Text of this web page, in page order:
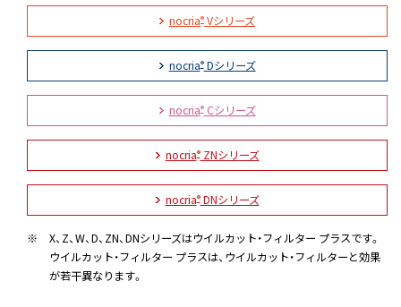
nocria® Vシリーズ
nocria®Dシリーズ
nocria®Cシリーズ
nocria®ZNシリーズ
nocria®DNシリーズ
※
X、Z、W、D、ZN、DNシリーズはウイルカット・フィルター プラスです。
ウイルカット・フィルター プラスは、ウイルカット・フィルターと効果
が若干異なります。